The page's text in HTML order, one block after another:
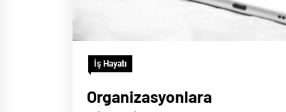
İş Hayatı
Organizasyonlara